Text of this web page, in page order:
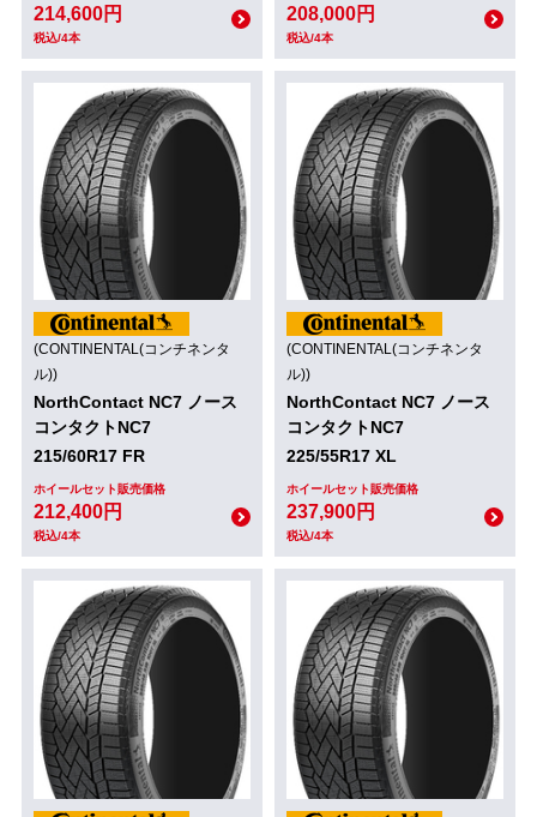
214,600円
税込/4本
208,000円
税込/4本
(CONTINENTAL(コンチネンタ
ル))
NorthContact NC7 ノース
コンタクトNC7
215/60R17 FR
ホイールセット販売価格
212,400円
税込/4本
(CONTINENTAL(コンチネンタ
ル))
NorthContact NC7 ノース
コンタクトNC7
225/55R17 XL
ホイールセット販売価格
237,900円
税込/4本